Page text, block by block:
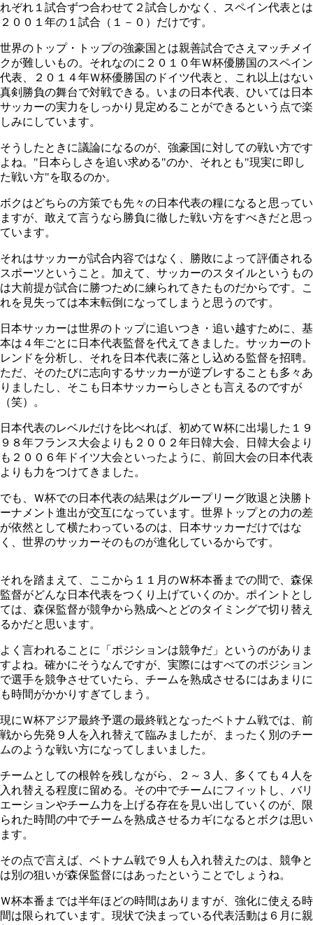
れぞれ１試合ずつ合わせて２試合しかなく、スペイン代表とは
２００１年の１試合（１－０）だけです。
世界のトップ・トップの強豪国とは親善試合でさえマッチメイ
クが難しいもの。それなのに２０１０年Ｗ杯優勝国のスペイン
代表、２０１４年Ｗ杯優勝国のドイツ代表と、これ以上はない
真剣勝負の舞台で対戦できる。いまの日本代表、ひいては日本
サッカーの実力をしっかり見定めることができるという点で楽
しみにしています。
そうしたときに議論になるのが、強豪国に対しての戦い方です
よね。"日本らしさを追い求める"のか、それとも"現実に即し
た戦い方"を取るのか。
ボクはどちらの方策でも先々の日本代表の糧になると思ってい
ますが、敢えて言うなら勝負に徹した戦い方をすべきだと思っ
ています。
それはサッカーが試合内容ではなく、勝敗によって評価される
スポーツということ。加えて、サッカーのスタイルというもの
は大前提が試合に勝つために練られてきたものだからです。こ
れを見失っては本末転倒になってしまうと思うのです。
日本サッカーは世界のトップに追いつき・追い越すために、基
本は４年ごとに日本代表監督を代えてきました。サッカーのト
レンドを分析し、それを日本代表に落とし込める監督を招聘。
ただ、そのたびに志向するサッカーが逆ブレすることも多々あ
りましたし、そこも日本サッカーらしさとも言えるのですが
（笑）。
日本代表のレベルだけを比べれば、初めてＷ杯に出場した１９
９８年フランス大会よりも２００２年日韓大会、日韓大会より
も２００６年ドイツ大会といったように、前回大会の日本代表
よりも力をつけてきました。
でも、Ｗ杯での日本代表の結果はグループリーグ敗退と決勝ト
ーナメント進出が交互になっています。世界トップとの力の差
が依然として横たわっているのは、日本サッカーだけではな
く、世界のサッカーそのものが進化しているからです。
それを踏まえて、ここから１１月のＷ杯本番までの間で、森保
監督がどんな日本代表をつくり上げていくのか。ポイントとし
ては、森保監督が競争から熟成へとどのタイミングで切り替え
るかだと思います。
よく言われることに「ポジションは競争だ」というのがありま
すよね。確かにそうなんですが、実際にはすべてのポジション
で選手を競争させていたら、チームを熟成させるにはあまりに
も時間がかかりすぎてしまう。
現にＷ杯アジア最終予選の最終戦となったベトナム戦では、前
戦から先発９人を入れ替えて臨みましたが、まったく別のチー
ムのような戦い方になってしまいました。
チームとしての根幹を残しながら、２～３人、多くても４人を
入れ替える程度に留める。その中でチームにフィットし、バリ
エーションやチーム力を上げる存在を見い出していくのが、限
られた時間の中でチームを熟成させるカギになるとボクは思い
ます。
その点で言えば、ベトナム戦で９人も入れ替えたのは、競争と
は別の狙いが森保監督にはあったということでしょうね。
Ｗ杯本番までは半年ほどの時間はありますが、強化に使える時
間は限られています。現状で決まっている代表活動は６月に親